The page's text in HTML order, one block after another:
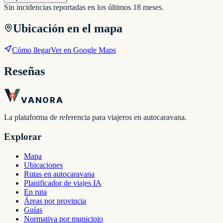
Sin incidencias reportadas en los últimos 18 meses.
Ubicación en el mapa
Cómo llegarVer en Google Maps
Reseñas
VANORA
La plataforma de referencia para viajeros en autocaravana.
Explorar
Mapa
Ubicaciones
Rutas en autocaravana
Planificador de viajes IA
En ruta
Áreas por provincia
Guías
Normativa por municipio